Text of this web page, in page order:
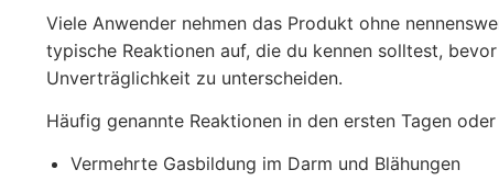
Viele Anwender nehmen das Produkt ohne
typische Reaktionen auf, die du kennen solltest,
Unverträglichkeit zu unterscheiden.
Häufig genannte Reaktionen in den ersten Tagen
Vermehrte Gasbildung im Darm und Blähungen